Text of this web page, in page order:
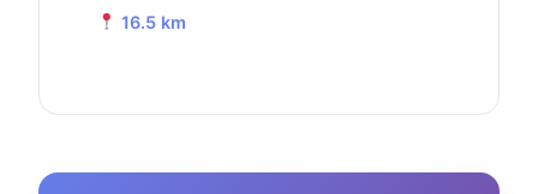
16.5 km